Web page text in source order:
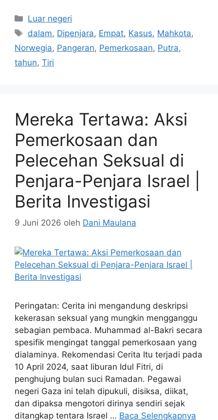
Kategori
Luar negeri
Tag
dalam, Dipenjara, Empat, Kasus, Mahkota,
Norwegia, Pangeran, Pemerkosaan, Putra,
tahun, Tiri
Mereka Tertawa: Aksi
Pemerkosaan dan
Pelecehan Seksual di
Penjara-Penjara Israel |
Berita Investigasi
9 Juni 2026 oleh Dani Maulana
Peringatan: Cerita ini mengandung deskripsi
kekerasan seksual yang mungkin mengganggu
sebagian pembaca. Muhammad al-Bakri secara
spesifik mengingat tanggal pemerkosaan yang
dialaminya. Rekomendasi Cerita Itu terjadi pada
10 April 2024, saat liburan Idul Fitri, di
penghujung bulan suci Ramadan. Pegawai
negeri Gaza ini telah dipukuli, disiksa, diikat,
dan dipaksa mengotori dirinya sendiri sejak
ditangkap tentara Israel … Baca Selengkapnya